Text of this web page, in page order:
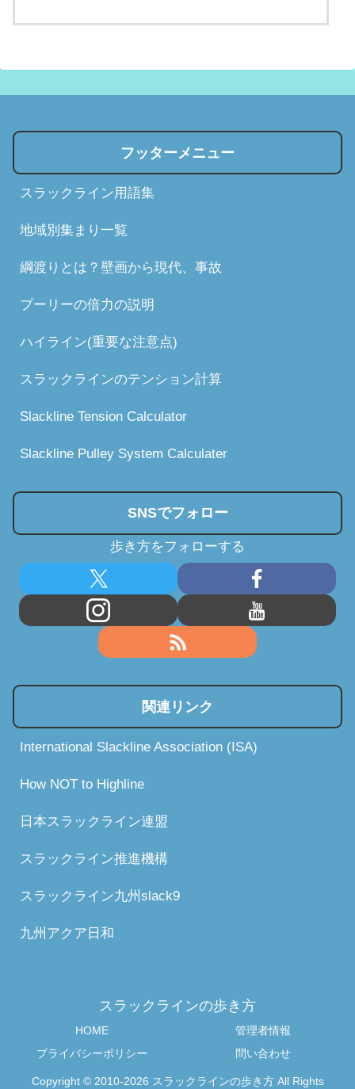
フッターメニュー
スラックライン用語集
地域別集まり一覧
綱渡りとは？壁画から現代、事故
プーリーの倍力の説明
ハイライン(重要な注意点)
スラックラインのテンション計算
Slackline Tension Calculator
Slackline Pulley System Calculater
SNSでフォロー
歩き方をフォローする
関連リンク
International Slackline Association (ISA)
How NOT to Highline
日本スラックライン連盟
スラックライン推進機構
スラックライン九州slack9
九州アクア日和
スラックラインの歩き方
HOME
管理者情報
プライバシーポリシー
問い合わせ
Copyright © 2010-2026 スラックラインの歩き方 All Rights